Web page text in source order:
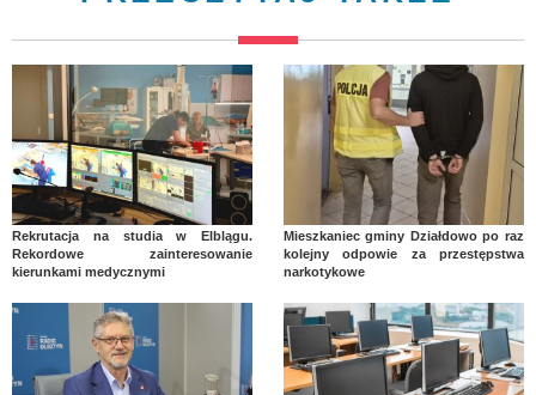
Rekrutacja na studia w Elblągu.
Rekordowe zainteresowanie
kierunkami medycznymi
Mieszkaniec gminy Działdowo po raz
kolejny odpowie za przestępstwa
narkotykowe